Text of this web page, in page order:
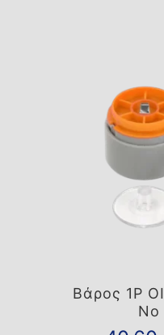
Βάρος 1P
No